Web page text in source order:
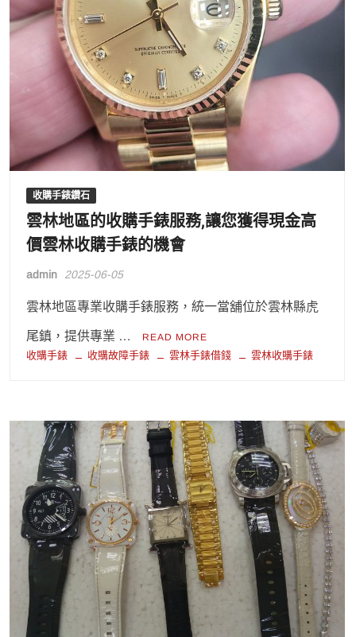
收購手錶鑽石
雲林地區的收購手錶服務,讓您獲得現金高
價雲林收購手錶的機會
admin 2025-06-05
雲林地區專業收購手錶服務，統一當舖位於雲林縣虎
尾鎮，提供專業 … READ MORE
收購手錶 收購故障手錶 雲林手錶借錢 雲林收購手錶